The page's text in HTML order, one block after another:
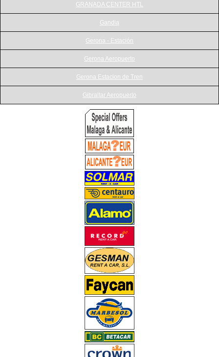
GRANADA CENTER HTL
Gandia
Gerona - Estación
Gerona Aeropuerto
Gerona Estacion de Tren
Gibraltar Aeropuerto